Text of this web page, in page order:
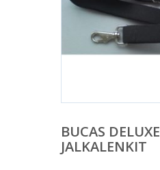
BUCAS DELUXE
JALKALENKIT